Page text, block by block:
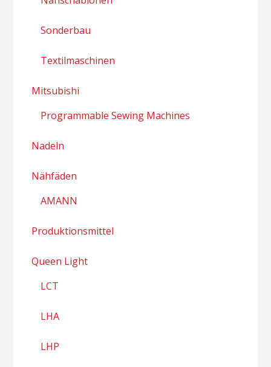
Sonderbau
Textilmaschinen
Mitsubishi
Programmable Sewing Machines
Nadeln
Nähfäden
AMANN
Produktionsmittel
Queen Light
LCT
LHA
LHP